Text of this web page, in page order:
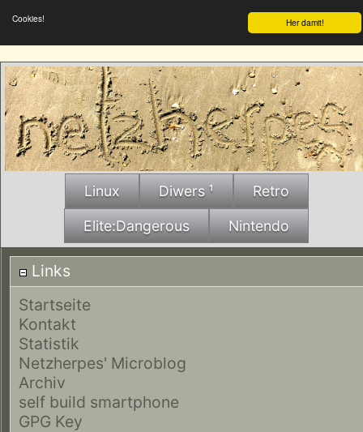
Her damit!
Cookies!
Linux Diwers ¹ Retro
Elite:Dangerous Nintendo
Links
Startseite
Kontakt
Statistik
Netzherpes' Microblog
Archiv
self build smartphone
GPG Key